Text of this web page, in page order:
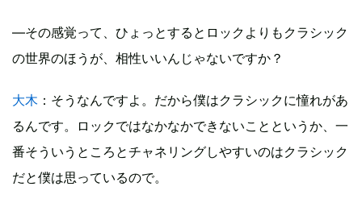
—その感覚って、ひょっとするとロックよりもクラシック
の世界のほうが、相性いいんじゃないですか？
大木 ：そうなんですよ。だから僕はクラシックに憧れがあ
るんです。ロックではなかなかできないことというか、一
番そういうところとチャネリングしやすいのはクラシック
だと僕は思っているので。